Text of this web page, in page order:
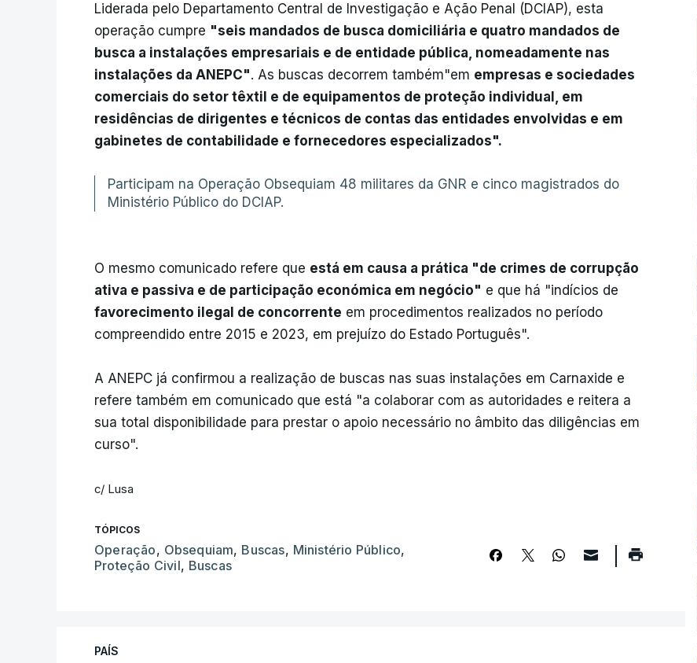
Liderada pelo Departamento Central de Investigação e Ação Penal (DCIAP), esta
operação cumpre "seis mandados de busca domiciliária e quatro mandados de
busca a instalações empresariais e de entidade pública, nomeadamente nas
instalações da ANEPC". As buscas decorrem também"em empresas e sociedades
comerciais do setor têxtil e de equipamentos de proteção individual, em
residências de dirigentes e técnicos de contas das entidades envolvidas e em
gabinetes de contabilidade e fornecedores especializados".
Participam na Operação Obsequiam 48 militares da GNR e cinco magistrados do
Ministério Público do DCIAP.
O mesmo comunicado refere que está em causa a prática "de crimes de corrupção
ativa e passiva e de participação económica em negócio" e que há "indícios de
favorecimento ilegal de concorrente em procedimentos realizados no período
compreendido entre 2015 e 2023, em prejuízo do Estado Português".
A ANEPC já confirmou a realização de buscas nas suas instalações em Carnaxide e
refere também em comunicado que está "a colaborar com as autoridades e reitera a
sua total disponibilidade para prestar o apoio necessário no âmbito das diligências em
curso".
c/ Lusa
TÓPICOS
Operação, Obsequiam, Buscas, Ministério Público,
Proteção Civil, Buscas
PAÍS